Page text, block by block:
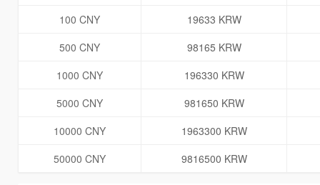
100 CNY
19633 KRW
500 CNY
98165 KRW
1000 CNY
196330 KRW
5000 CNY
981650 KRW
10000 CNY
1963300 KRW
50000 CNY
9816500 KRW